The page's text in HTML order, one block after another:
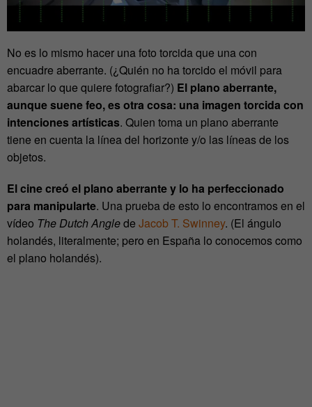
No es lo mismo hacer una foto torcida que una con
encuadre aberrante. (¿Quién no ha torcido el móvil para
abarcar lo que quiere fotografiar?) El plano aberrante,
aunque suene feo, es otra cosa: una imagen torcida con
intenciones artísticas. Quien toma un plano aberrante
tiene en cuenta la línea del horizonte y/o las líneas de los
objetos.
El cine creó el plano aberrante y lo ha perfeccionado
para manipularte. Una prueba de esto lo encontramos en el
vídeo The Dutch Anglede Jacob T. Swinney. (El ángulo
holandés, literalmente; pero en España lo conocemos como
el plano holandés).